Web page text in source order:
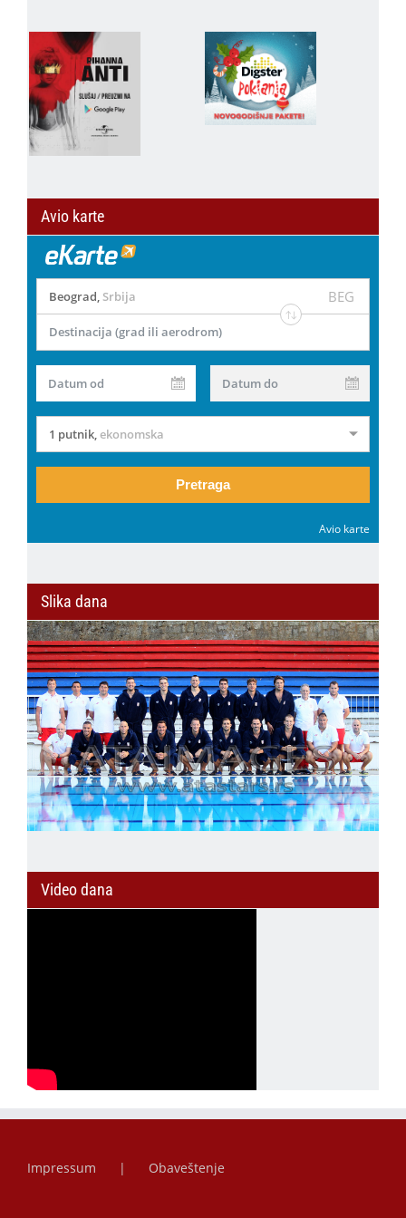
Avio karte
Beograd, Srbija BEG
Destinacija (grad ili aerodrom)
Datum od Datum do
1 putnik,ekonomska
Pretraga
Avio karte
Slika dana
Video dana
Impressum Obaveštenje